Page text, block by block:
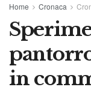
Home Cronaca
in